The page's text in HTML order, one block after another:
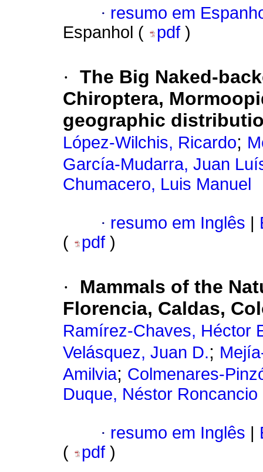
· resumo em
Espanhol (
pdf )
· The Big Naked-
Chiroptera,
geographic
López-Wilchis, Ricardo;
García-Mudarra, Juan
Chumacero, Luis Manuel
· resumo em Inglês
(
pdf )
·
Mammals of the
Florencia, Caldas,
Ramírez-Chaves, Héctor
Velásquez, Juan D.;
Amilvia; Colmenares-
Duque, Néstor Roncancio
· resumo em Inglês
(
pdf )